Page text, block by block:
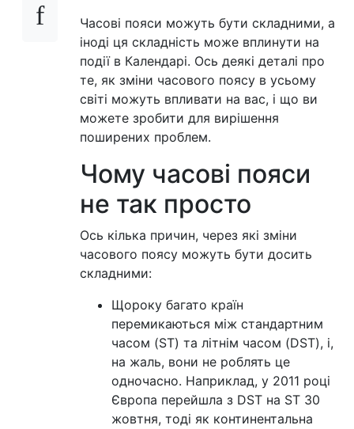
Часові пояси можуть бути складними, а
іноді ця складність може вплинути на
події в Календарі. Ось деякі деталі про
те, як зміни часового поясу в усьому
світі можуть впливати на вас, і що ви
можете зробити для вирішення
поширених проблем.
Чому часові пояси
не так просто
Ось кілька причин, через які зміни
часового поясу можуть бути досить
складними:
Щороку багато країн
перемикаються між стандартним
часом (ST) та літнім часом (DST), і,
на жаль, вони не роблять це
одночасно. Наприклад, у 2011 році
Європа перейшла з DST на ST 30
жовтня, тоді як континентальна